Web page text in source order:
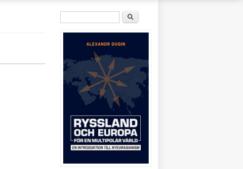
Sökformulär